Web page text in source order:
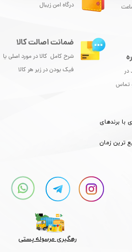
طی 24 ساعت
با برندهای
ترین زمان
درگاه امن زیبال
در
تماس
ضمانت اصالت کالا
شرح کامل کالا در مورد اصلی یا
فیک بودن در زیر هر کالا
رهگیری مرسوله پستی​​​​​​​